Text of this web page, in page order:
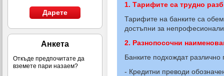
Дарете
Анкета
Откъде предпочитате да
вземете пари назаем?
1. Тарифите са трудно
Тарифите на банките са
достъпни за
2. Разнопосочни
Банките подхождат
- Кредитни преводи